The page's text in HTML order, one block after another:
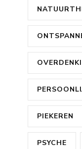
PIEKEREN
PSYCHE